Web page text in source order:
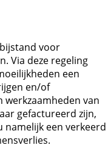
voor
Via deze regeling
een
en/of
van
gefactureerd zijn,
namelijk een verkeerd